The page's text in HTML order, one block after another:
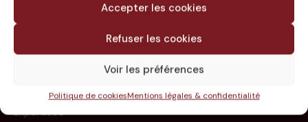
Accepter les cookies
Refuser les cookies
Voir les préférences
Politique de cookiesMentions légales & confidentialité
Missions
Expertises